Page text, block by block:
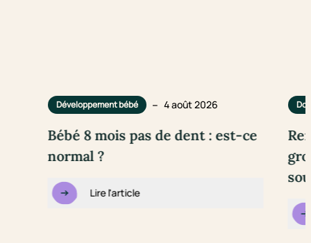
Développement bébé – 4 août 2026
Bébé 8 mois pas de dent : est-ce
normal ?
Lire l'article